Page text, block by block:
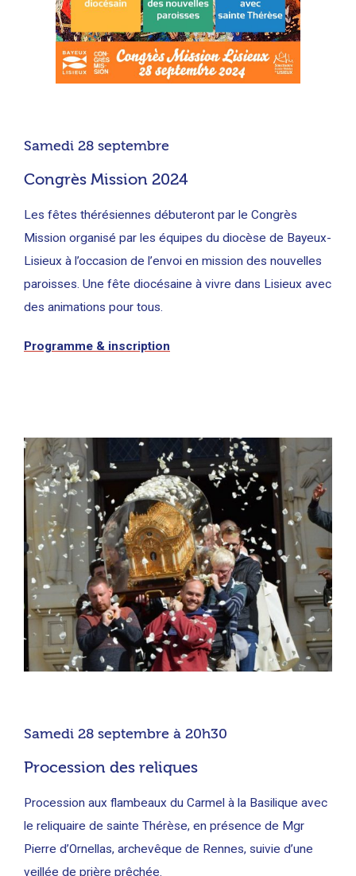
Samedi 28 septembre
Congrès Mission 2024
Les fêtes thérésiennes débuteront par le Congrès
Mission organisé par les équipes du diocèse de Bayeux-
Lisieux à l’occasion de l’envoi en mission des nouvelles
paroisses. Une fête diocésaine à vivre dans Lisieux avec
des animations pour tous.
Programme & inscription
Samedi 28 septembre à 20h30
Procession des reliques
Procession aux flambeaux du Carmel à la Basilique avec
le reliquaire de sainte Thérèse, en présence de Mgr
Pierre d’Ornellas, archevêque de Rennes, suivie d’une
veillée de prière prêchée.